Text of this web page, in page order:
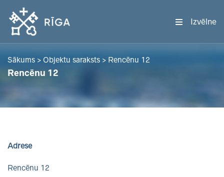
Izvēlne
Sākums > Objektu saraksts > Rencēnu 12
Rencēnu 12
Adrese
Rencēnu 12